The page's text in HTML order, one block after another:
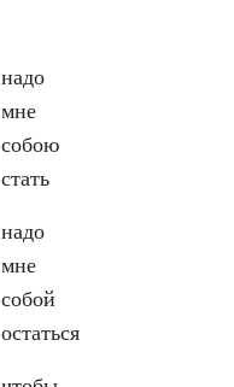
надо
мне
собою
стать
надо
мне
собой
остаться